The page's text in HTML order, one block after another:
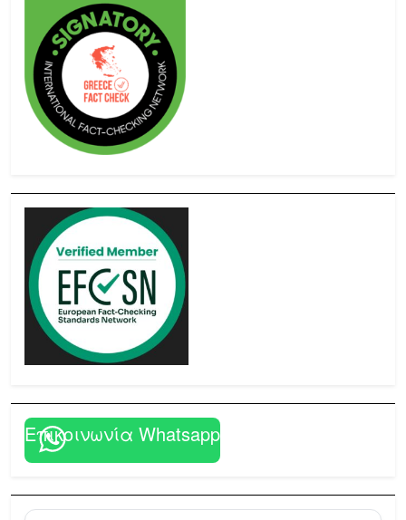
Επικοινωνία Whatsapp